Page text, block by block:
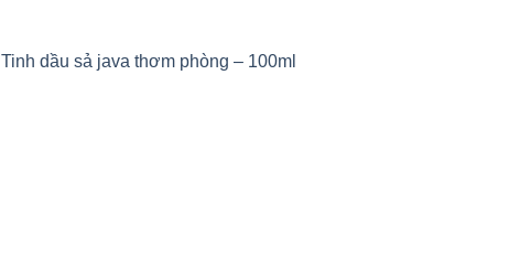
Tinh dầu sả java thơm phòng – 100ml